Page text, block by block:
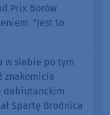
Prix Borów
"Jest to
w siebie po tym
znakomicie
debiutanckim
Spartę Brodnica